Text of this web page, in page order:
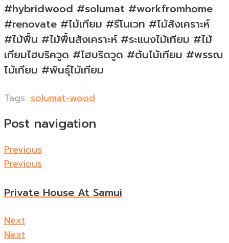
#hybridwood #solumat #workfromhome
#renovate #ไม้เทียม #รีโนเวท #ไม้สังเคราะห์
#ไม้พื้น #ไม้พื้นสังเคราะห์ #ระแนงไม้เทียม #ไม้
เทียมไฮบริควูด #ไฮบริดวูด #ต้นไม้เทียม #พรรณ
ไม้เทียม #พันธุ์ไม้เทียม
Tags: solumat-wood
Post navigation
Previous
Previous
Private House At Samui
Next
Next